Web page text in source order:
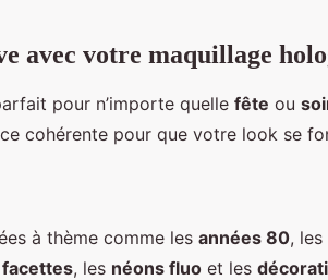
avec votre maquillage
pour n’importe quelle fête ou
cohérente pour que votre look se
à thème comme les années 80, les
facettes, les néons fluo et les